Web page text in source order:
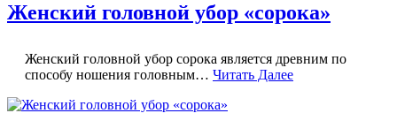
Женский головной убор «сорока»
Женский головной убор сорока является древним по
способу ношения головным… Читать Далее